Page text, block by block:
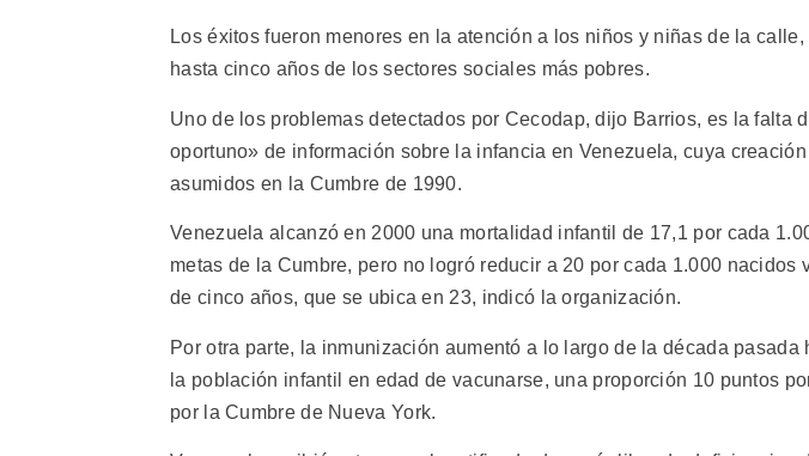
Los éxitos fueron menores en la atención a los niños y niñas de la
hasta cinco años de los sectores sociales más pobres.
Uno de los problemas detectados por Cecodap, dijo Barrios, es la falta
oportuno» de información sobre la infancia en Venezuela, cuya
asumidos en la Cumbre de 1990.
Venezuela alcanzó en 2000 una mortalidad infantil de 17,1 por cada
metas de la Cumbre, pero no logró reducir a 20 por cada 1.000 nacidos
de cinco años, que se ubica en 23, indicó la organización.
Por otra parte, la inmunización aumentó a lo largo de la década
la población infantil en edad de vacunarse, una proporción 10 puntos
por la Cumbre de Nueva York.